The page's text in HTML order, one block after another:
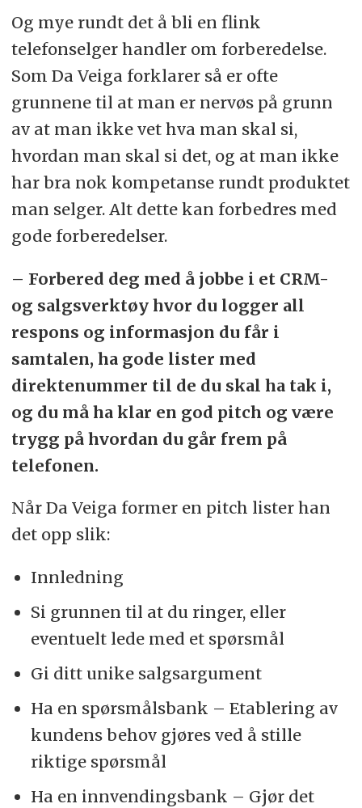
Og mye rundt det å bli en flink
telefonselger handler om forberedelse.
Som Da Veiga forklarer så er ofte
grunnene til at man er nervøs på grunn
av at man ikke vet hva man skal si,
hvordan man skal si det, og at man ikke
har bra nok kompetanse rundt produktet
man selger. Alt dette kan forbedres med
gode forberedelser.
– Forbered deg med å jobbe i et CRM-
og salgsverktøy hvor du logger all
respons og informasjon du får i
samtalen, ha gode lister med
direktenummer til de du skal ha tak i,
og du må ha klar en god pitch og være
trygg på hvordan du går frem på
telefonen.
Når Da Veiga former en pitch lister han
det opp slik:
Innledning
Si grunnen til at du ringer, eller
eventuelt lede med et spørsmål
Gi ditt unike salgsargument
Ha en spørsmålsbank – Etablering av
kundens behov gjøres ved å stille
riktige spørsmål
Ha en innvendingsbank – Gjør det